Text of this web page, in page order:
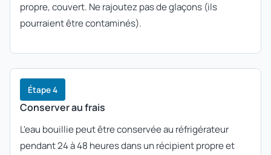
propre, couvert. Ne rajoutez pas de glaçons (ils
pourraient être contaminés).
Étape 4
Conserver au frais
L'eau bouillie peut être conservée au réfrigérateur
pendant 24 à 48 heures dans un récipient propre et